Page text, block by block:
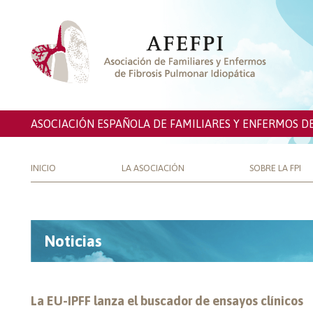
ASOCIACIÓN ESPAÑOLA DE FAMILIARES Y ENFERMOS
INICIO LA ASOCIACIÓN SOBRE LA FPI
Noticias
La EU-IPFF lanza el buscador de ensayos clínicos